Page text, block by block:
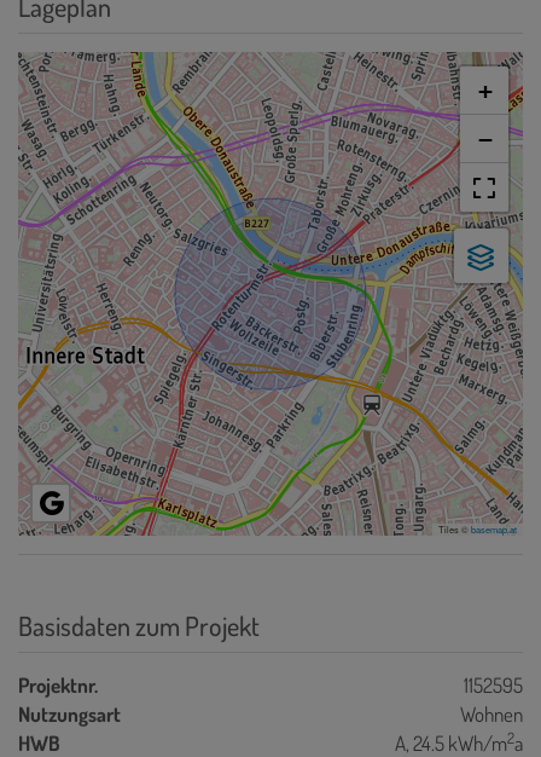
+
−
Tiles ©basemap.at
Basisdaten zum Projekt
Projektnr.
1152595
Nutzungsart
Wohnen
HWB
A, 24.5 kWh/m2a